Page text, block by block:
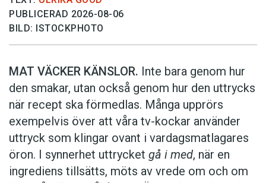
PUBLICERAD 2026-08-06
BILD: ISTOCKPHOTO
MAT VÄCKER KÄNSLOR. Inte bara genom hur
den smakar, utan också genom hur den uttrycks
när recept ska förmedlas. Många upprörs
exempelvis över att våra tv-kockar använder
uttryck som klingar ovant i vardagsmatlagares
öron. I synnerhet uttrycket gå i med, när en
ingrediens tillsätts, möts av vrede om och om